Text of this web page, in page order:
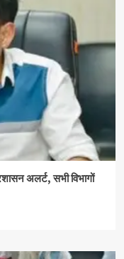
अलर्ट, सभी विभागों